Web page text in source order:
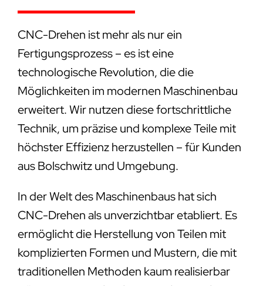
CNC-Drehen ist mehr als nur ein
Fertigungsprozess – es ist eine
technologische Revolution, die die
Möglichkeiten im modernen Maschinenbau
erweitert. Wir nutzen diese fortschrittliche
Technik, um präzise und komplexe Teile mit
höchster Effizienz herzustellen – für Kunden
aus Bolschwitz und Umgebung.
In der Welt des Maschinenbaus hat sich
CNC-Drehen als unverzichtbar etabliert. Es
ermöglicht die Herstellung von Teilen mit
komplizierten Formen und Mustern, die mit
traditionellen Methoden kaum realisierbar